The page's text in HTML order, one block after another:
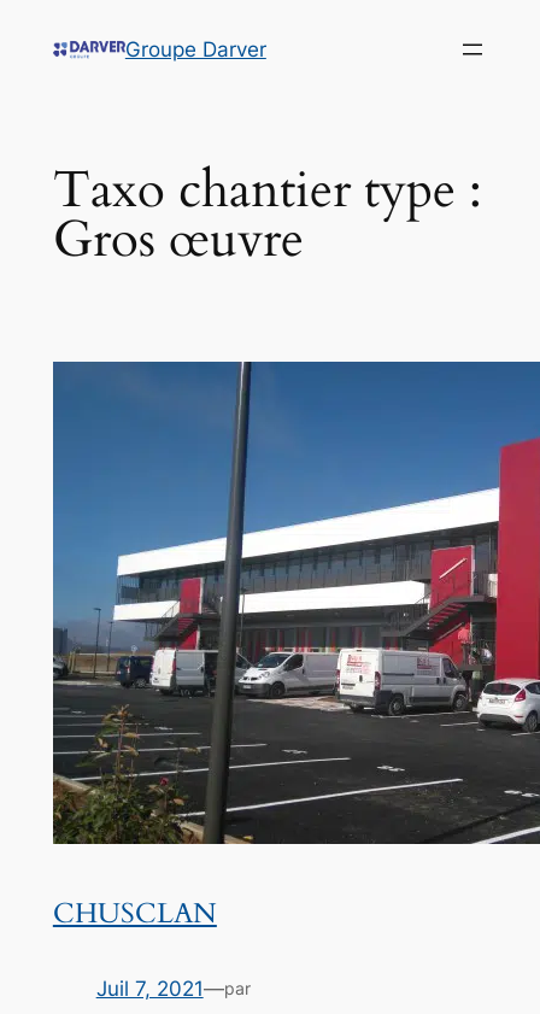
Groupe Darver
Taxo chantier type :
Gros œuvre
CHUSCLAN
Juil 7, 2021—par